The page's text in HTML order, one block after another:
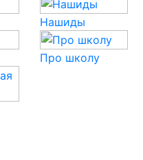
Нашиды
Про школу